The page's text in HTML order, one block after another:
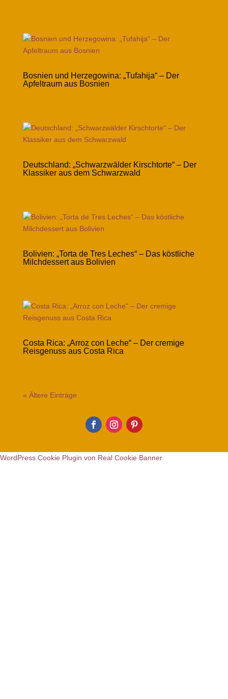
Bosnien und Herzegowina: „Tufahija“ – Der
Apfeltraum aus Bosnien
Deutschland: „Schwarzwälder Kirschtorte“ – Der
Klassiker aus dem Schwarzwald
Bolivien: „Torta de Tres Leches“ – Das köstliche
Milchdessert aus Bolivien
Costa Rica: „Arroz con Leche“ – Der cremige
Reisgenuss aus Costa Rica
« Ältere Einträge
WordPress Cookie Plugin von Real Cookie Banner